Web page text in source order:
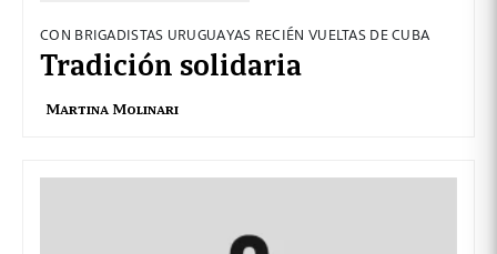
CON BRIGADISTAS URUGUAYAS RECIÉN VUELTAS DE CUBA
Tradición solidaria
Martina Molinari